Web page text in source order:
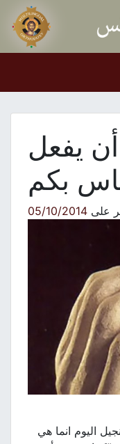
يفعل
بكم
على05/10/2014
اليوم انما هي